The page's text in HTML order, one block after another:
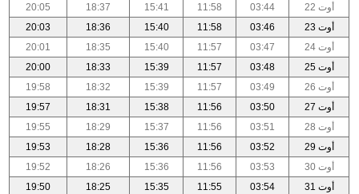
أوت 22
03:44
11:58
15:41
18:37
20:05
أوت 23
03:46
11:58
15:40
18:36
20:03
أوت 24
03:47
11:57
15:40
18:35
20:01
أوت 25
03:48
11:57
15:39
18:33
20:00
أوت 26
03:49
11:57
15:39
18:32
19:58
أوت 27
03:50
11:56
15:38
18:31
19:57
أوت 28
03:51
11:56
15:37
18:29
19:55
أوت 29
03:52
11:56
15:36
18:28
19:53
أوت 30
03:53
11:56
15:36
18:26
19:52
أوت 31
03:54
11:55
15:35
18:25
19:50